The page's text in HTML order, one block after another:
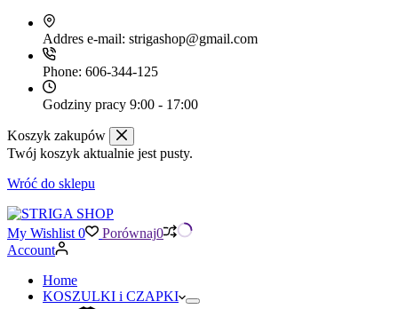
Addres e-mail: strigashop@gmail.com
Phone: 606-344-125
Godziny pracy 9:00 - 17:00
Koszyk zakupów
Twój koszyk aktualnie jest pusty.
Wróć do sklepu
My Wishlist 0 Porównaj0
Account
Home
KOSZULKI i CZAPKI